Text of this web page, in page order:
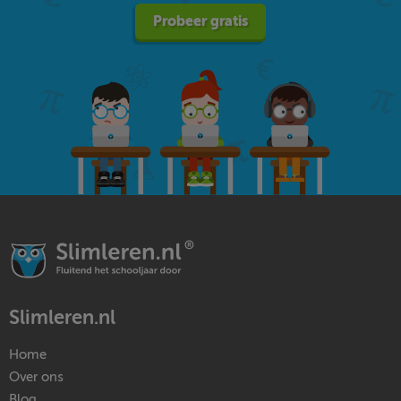
Probeer gratis
Slimleren.nl
Home
Over ons